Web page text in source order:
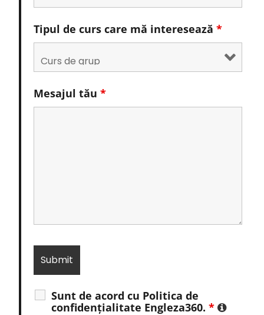
Tipul de curs care mă interesează *
Mesajul tău *
Sunt de acord cu Politica de
confidențialitate Engleza360. *